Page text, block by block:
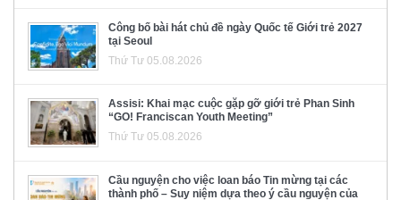
Công bố bài hát chủ đề ngày Quốc tế Giới trẻ 2027
tại Seoul
Thứ Tư 05.08.2026
Assisi: Khai mạc cuộc gặp gỡ giới trẻ Phan Sinh
“GO! Franciscan Youth Meeting”
Thứ Tư 05.08.2026
Cầu nguyện cho việc loan báo Tin mừng tại các
thành phố – Suy niệm dựa theo ý cầu nguyện của